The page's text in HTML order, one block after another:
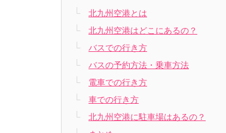
北九州空港とは
北九州空港はどこにあるの？
バスでの行き方
バスの予約方法・乗車方法
電車での行き方
車での行き方
北九州空港に駐車場はあるの？